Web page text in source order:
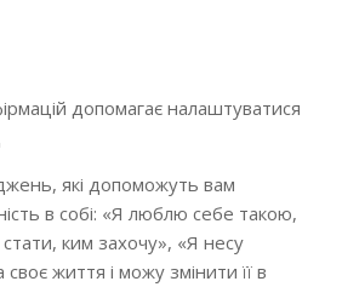
допомагає налаштуватися
які допоможуть вам
в собі: «Я люблю себе такою,
ким захочу», «Я несу
своє життя і можу змінити її в